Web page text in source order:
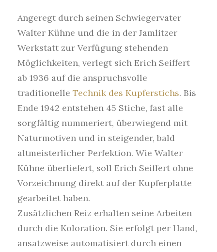
Angeregt durch seinen Schwiegervater
Walter Kühne und die in der Jamlitzer
Werkstatt zur Verfügung stehenden
Möglichkeiten, verlegt sich Erich Seiffert
ab 1936 auf die anspruchsvolle
traditionelle Technik des Kupferstichs. Bis
Ende 1942 entstehen 45 Stiche, fast alle
sorgfältig nummeriert, überwiegend mit
Naturmotiven und in steigender, bald
altmeisterlicher Perfektion. Wie Walter
Kühne überliefert, soll Erich Seiffert ohne
Vorzeichnung direkt auf der Kupferplatte
gearbeitet haben.
Zusätzlichen Reiz erhalten seine Arbeiten
durch die Koloration. Sie erfolgt per Hand,
ansatzweise automatisiert durch einen